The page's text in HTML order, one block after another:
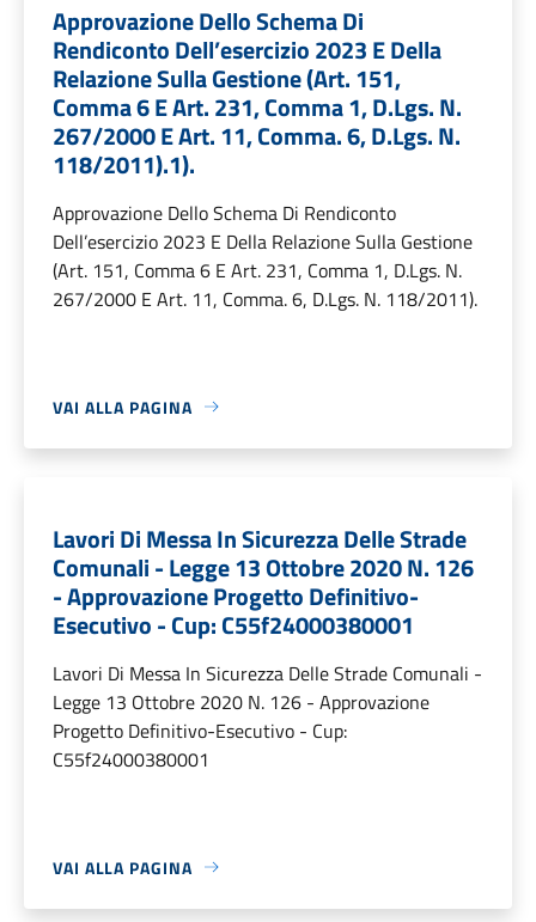
Approvazione Dello Schema Di
Rendiconto Dell’esercizio 2023 E Della
Relazione Sulla Gestione (Art. 151,
Comma 6 E Art. 231, Comma 1, D.Lgs. N.
267/2000 E Art. 11, Comma. 6, D.Lgs. N.
118/2011).1).
Approvazione Dello Schema Di Rendiconto
Dell’esercizio 2023 E Della Relazione Sulla Gestione
(Art. 151, Comma 6 E Art. 231, Comma 1, D.Lgs. N.
267/2000 E Art. 11, Comma. 6, D.Lgs. N. 118/2011).
VAI ALLA PAGINA
Lavori Di Messa In Sicurezza Delle Strade
Comunali - Legge 13 Ottobre 2020 N. 126
- Approvazione Progetto Definitivo-
Esecutivo - Cup: C55f24000380001
Lavori Di Messa In Sicurezza Delle Strade Comunali -
Legge 13 Ottobre 2020 N. 126 - Approvazione
Progetto Definitivo-Esecutivo - Cup:
C55f24000380001
VAI ALLA PAGINA